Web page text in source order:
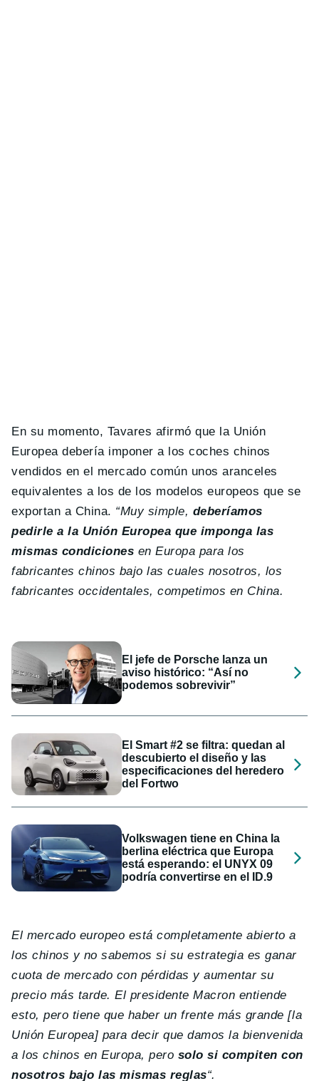
En su momento, Tavares afirmó que la Unión
Europea debería imponer a los coches chinos
vendidos en el mercado común unos aranceles
equivalentes a los de los modelos europeos que se
exportan a China. “Muy simple, deberíamos
pedirle a la Unión Europea que imponga las
mismas condiciones en Europa para los
fabricantes chinos bajo las cuales nosotros, los
fabricantes occidentales, competimos en China.
El jefe de Porsche lanza un
aviso histórico: “Así no
podemos sobrevivir”
El Smart #2 se filtra: quedan al
descubierto el diseño y las
especificaciones del heredero
del Fortwo
Volkswagen tiene en China la
berlina eléctrica que Europa
está esperando: el UNYX 09
podría convertirse en el ID.9
El mercado europeo está completamente abierto a
los chinos y no sabemos si su estrategia es ganar
cuota de mercado con pérdidas y aumentar su
precio más tarde. El presidente Macron entiende
esto, pero tiene que haber un frente más grande [la
Unión Europea] para decir que damos la bienvenida
a los chinos en Europa, pero solo si compiten con
nosotros bajo las mismas reglas“.